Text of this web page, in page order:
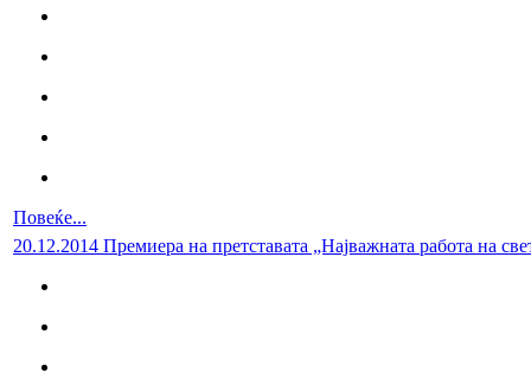
Повеќе...
20.12.2014 Премиера на претставата „Најважната работа на